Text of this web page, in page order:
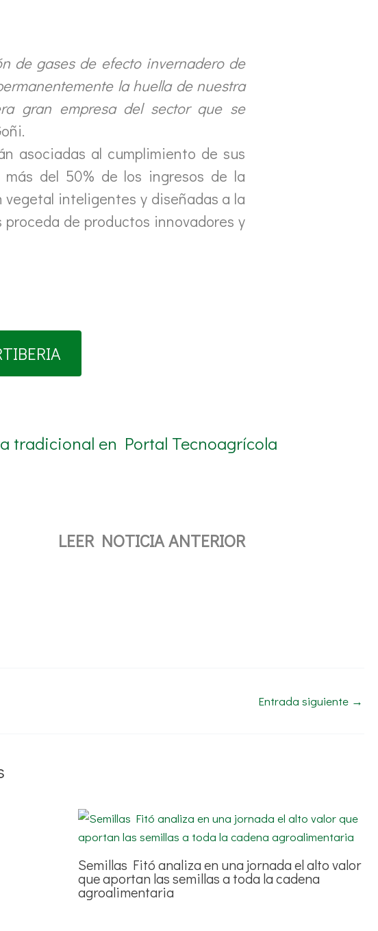
de gases de efecto invernadero de
la huella de nuestra
gran empresa del sector que se
asociadas al cumplimiento de sus
del 50% de los ingresos de la
inteligentes y diseñadas a la
de productos innovadores y
tradicional en Portal Tecnoagrícola
LEER NOTICIA ANTERIOR
Entrada siguiente →
Semillas Fitó analiza en una jornada el alto valor
que aportan las semillas a toda la cadena
agroalimentaria